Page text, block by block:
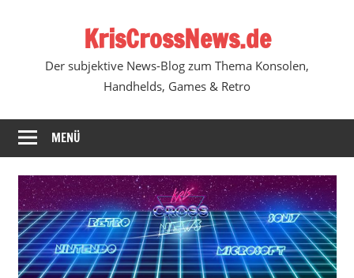
KrisCrossNews.de
Der subjektive News-Blog zum Thema Konsolen,
Handhelds, Games & Retro
MENÜ